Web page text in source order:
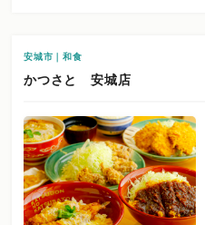
安城市｜和食
かつさと 安城店